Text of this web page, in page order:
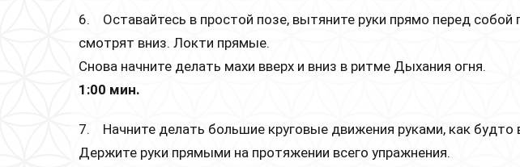
6. Оставайтесь в простой позе, вытяните руки прямо перед собой
смотрят вниз. Локти прямые.
Снова начните делать махи вверх и вниз в ритме Дыхания огня.
1:00 мин.
7. Начните делать большие круговые движения руками, как будто
Держите руки прямыми на протяжении всего упражнения.